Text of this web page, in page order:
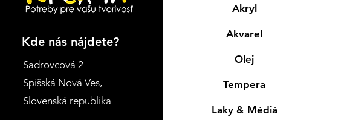
Kde nás nájdete?
Sadrovcová 2
Spišská Nová Ves,
Slovenská republika
Akryl
Akvarel
Olej
Tempera
Laky & Médiá